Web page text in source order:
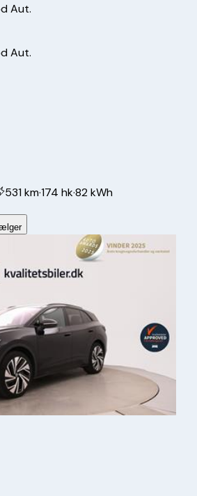
Aut.
Aut.
531 km·174 hk·82 kWh